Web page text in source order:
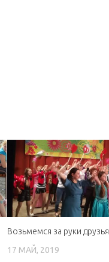
Возьмемся за руки друзья
17 МАЙ, 2019